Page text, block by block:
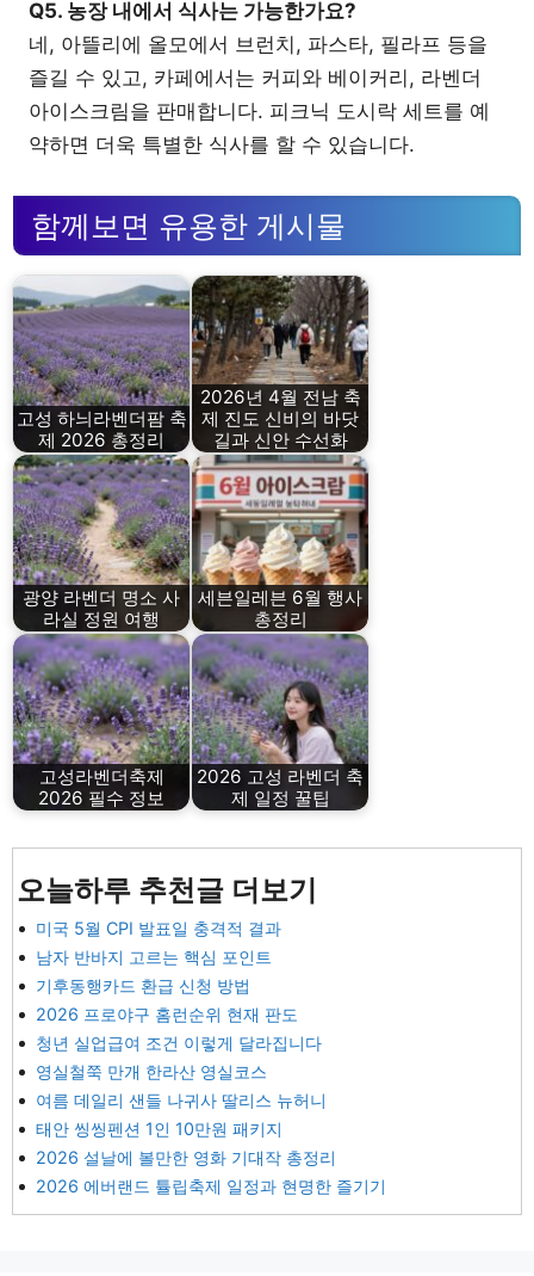
Q5. 농장 내에서 식사는 가능한가요?
네, 아뜰리에 올모에서 브런치, 파스타, 필라프 등을
즐길 수 있고, 카페에서는 커피와 베이커리, 라벤더
아이스크림을 판매합니다. 피크닉 도시락 세트를 예
약하면 더욱 특별한 식사를 할 수 있습니다.
함께보면 유용한 게시물
고성 하늬라벤더팜 축
제 2026 총정리
2026년 4월 전남 축
제 진도 신비의 바닷
길과 신안 수선화
광양 라벤더 명소 사
라실 정원 여행
세븐일레븐 6월 행사
총정리
고성라벤더축제
2026 필수 정보
2026 고성 라벤더 축
제 일정 꿀팁
오늘하루 추천글 더보기
미국 5월 CPI 발표일 충격적 결과
남자 반바지 고르는 핵심 포인트
기후동행카드 환급 신청 방법
2026 프로야구 홈런순위 현재 판도
청년 실업급여 조건 이렇게 달라집니다
영실철쭉 만개 한라산 영실코스
여름 데일리 샌들 나귀사 딸리스 뉴허니
태안 씽씽펜션 1인 10만원 패키지
2026 설날에 볼만한 영화 기대작 총정리
2026 에버랜드 튤립축제 일정과 현명한 즐기기